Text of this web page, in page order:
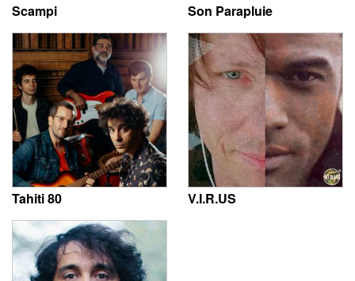
Scampi Son Parapluie
Tahiti 80 V.I.R.US